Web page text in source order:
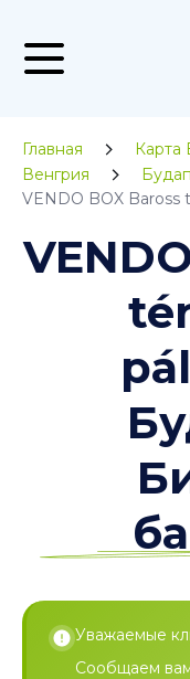
Главная
Карта
Венгрия
VENDO BOX
Уважаемые
Сообщаем